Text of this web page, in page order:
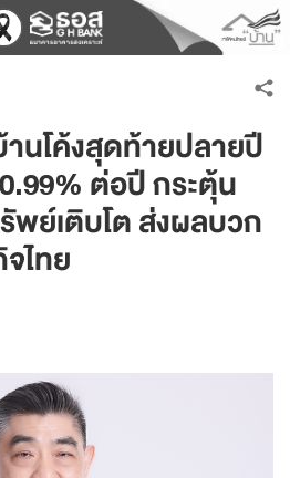
นโค้งสุดท้ายปลายปี
ต่อปี กระตุ้น
พย์เติบโต ส่งผลบวก
ไทย